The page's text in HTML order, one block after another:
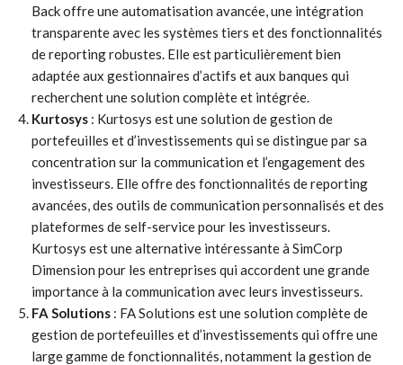
Back offre une automatisation avancée, une intégration
transparente avec les systèmes tiers et des fonctionnalités
de reporting robustes. Elle est particulièrement bien
adaptée aux gestionnaires d’actifs et aux banques qui
recherchent une solution complète et intégrée.
Kurtosys : Kurtosys est une solution de gestion de
portefeuilles et d’investissements qui se distingue par sa
concentration sur la communication et l’engagement des
investisseurs. Elle offre des fonctionnalités de reporting
avancées, des outils de communication personnalisés et des
plateformes de self-service pour les investisseurs.
Kurtosys est une alternative intéressante à SimCorp
Dimension pour les entreprises qui accordent une grande
importance à la communication avec leurs investisseurs.
FA Solutions : FA Solutions est une solution complète de
gestion de portefeuilles et d’investissements qui offre une
large gamme de fonctionnalités, notamment la gestion de